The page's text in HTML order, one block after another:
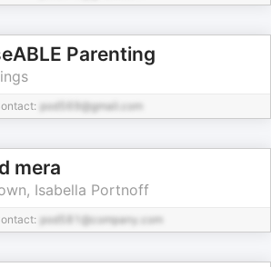
Parenting
pod569@gmail.com
mera
Isabella Portnoff
pod581@company.com